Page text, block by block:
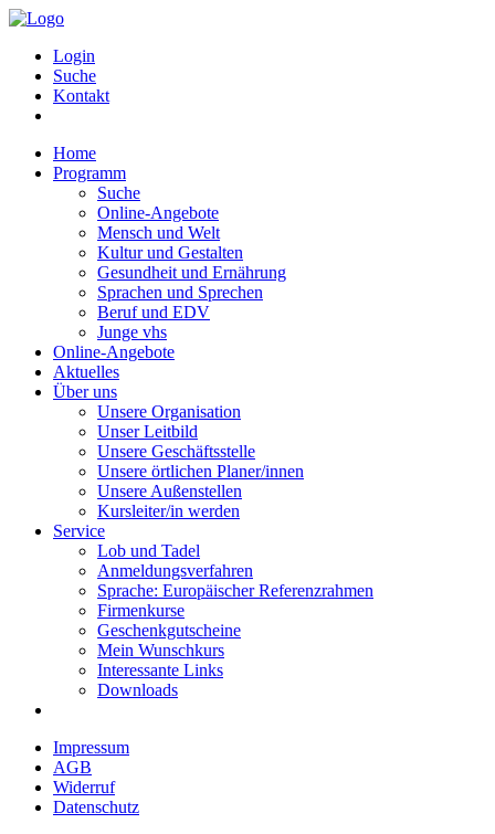
Login
Suche
Kontakt
Home
Programm
Suche
Online-Angebote
Mensch und Welt
Kultur und Gestalten
Gesundheit und Ernährung
Sprachen und Sprechen
Beruf und EDV
Junge vhs
Online-Angebote
Aktuelles
Über uns
Unsere Organisation
Unser Leitbild
Unsere Geschäftsstelle
Unsere örtlichen Planer/innen
Unsere Außenstellen
Kursleiter/in werden
Service
Lob und Tadel
Anmeldungsverfahren
Sprache: Europäischer Referenzrahmen
Firmenkurse
Geschenkgutscheine
Mein Wunschkurs
Interessante Links
Downloads
Impressum
AGB
Widerruf
Datenschutz